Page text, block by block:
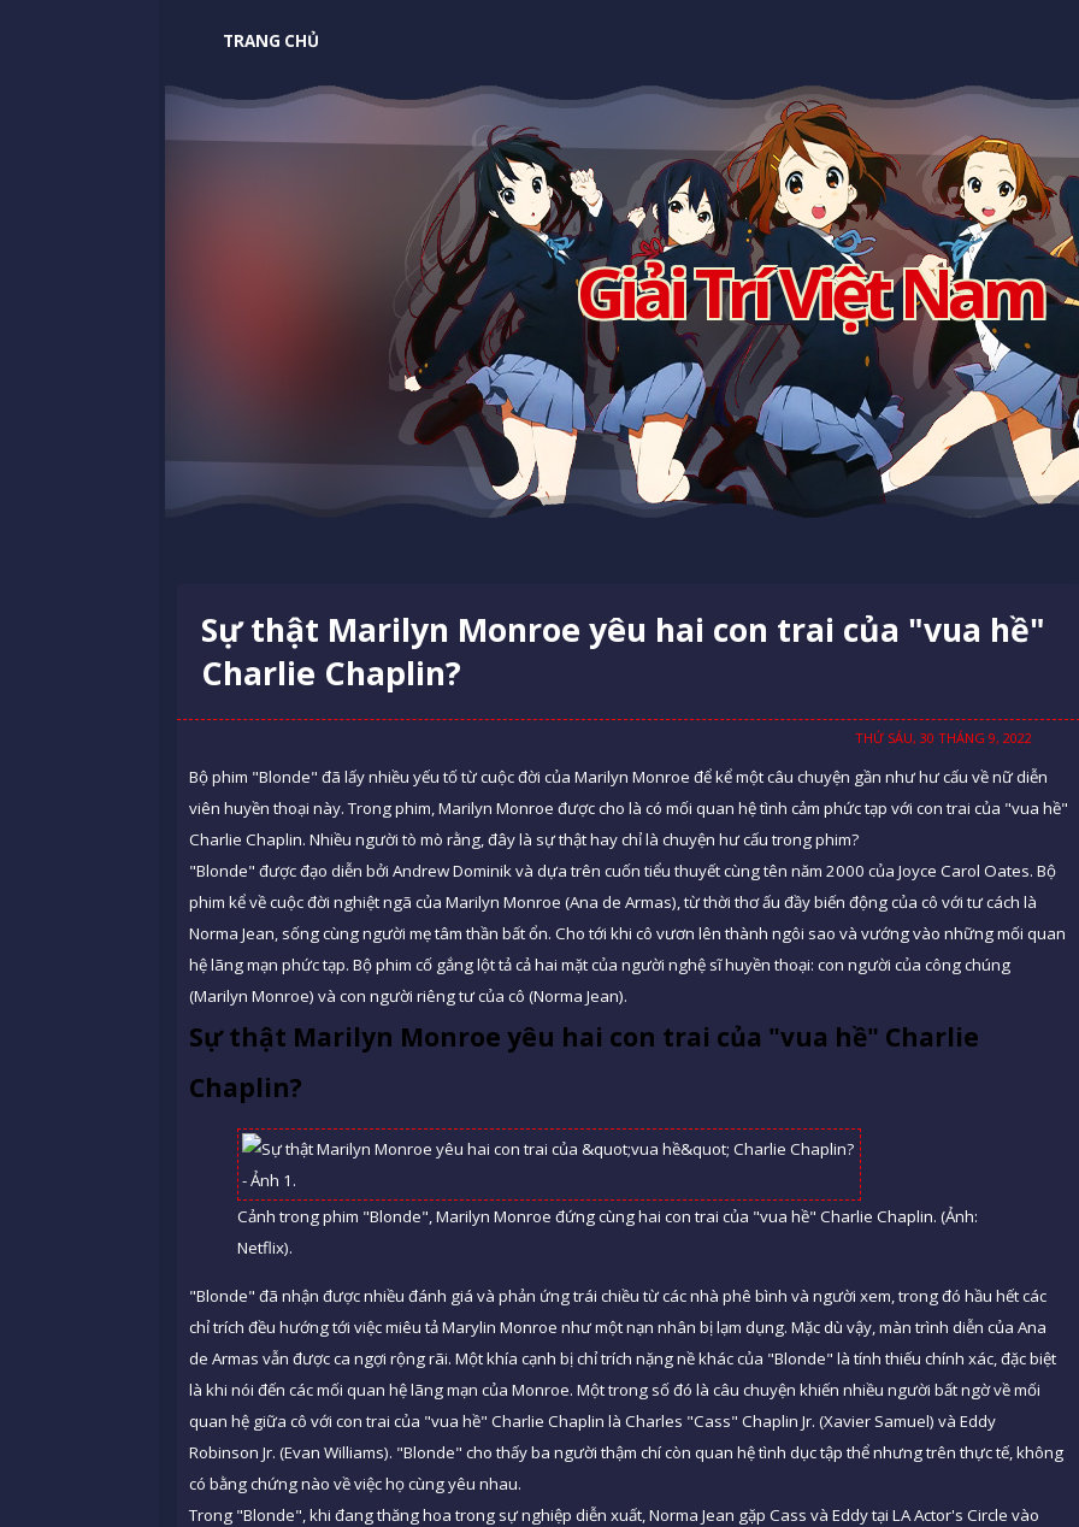
TRANG CHỦ
Giải Trí Việt Nam
Sự thật Marilyn Monroe yêu hai con trai của "vua hề"
Charlie Chaplin?
THỨ SÁU, 30 THÁNG 9, 2022
Bộ phim "Blonde" đã lấy nhiều yếu tố từ cuộc đời của Marilyn Monroe để kể một câu chuyện gần như hư cấu về nữ diễn
viên huyền thoại này. Trong phim, Marilyn Monroe được cho là có mối quan hệ tình cảm phức tạp với con trai của "vua hề"
Charlie Chaplin. Nhiều người tò mò rằng, đây là sự thật hay chỉ là chuyện hư cấu trong phim?
"Blonde" được đạo diễn bởi Andrew Dominik và dựa trên cuốn tiểu thuyết cùng tên năm 2000 của Joyce Carol Oates. Bộ
phim kể về cuộc đời nghiệt ngã của Marilyn Monroe (Ana de Armas), từ thời thơ ấu đầy biến động của cô với tư cách là
Norma Jean, sống cùng người mẹ tâm thần bất ổn. Cho tới khi cô vươn lên thành ngôi sao và vướng vào những mối quan
hệ lãng mạn phức tạp. Bộ phim cố gắng lột tả cả hai mặt của người nghệ sĩ huyền thoại: con người của công chúng
(Marilyn Monroe) và con người riêng tư của cô (Norma Jean).
Sự thật Marilyn Monroe yêu hai con trai của "vua hề" Charlie
Chaplin?
Cảnh trong phim "Blonde", Marilyn Monroe đứng cùng hai con trai của "vua hề" Charlie Chaplin. (Ảnh:
Netflix).
"Blonde" đã nhận được nhiều đánh giá và phản ứng trái chiều từ các nhà phê bình và người xem, trong đó hầu hết các
chỉ trích đều hướng tới việc miêu tả Marylin Monroe như một nạn nhân bị lạm dụng. Mặc dù vậy, màn trình diễn của Ana
de Armas vẫn được ca ngợi rộng rãi. Một khía cạnh bị chỉ trích nặng nề khác của "Blonde" là tính thiếu chính xác, đặc biệt
là khi nói đến các mối quan hệ lãng mạn của Monroe. Một trong số đó là câu chuyện khiến nhiều người bất ngờ về mối
quan hệ giữa cô với con trai của "vua hề" Charlie Chaplin là Charles "Cass" Chaplin Jr. (Xavier Samuel) và Eddy
Robinson Jr. (Evan Williams). "Blonde" cho thấy ba người thậm chí còn quan hệ tình dục tập thể nhưng trên thực tế, không
có bằng chứng nào về việc họ cùng yêu nhau.
Trong "Blonde", khi đang thăng hoa trong sự nghiệp diễn xuất, Norma Jean gặp Cass và Eddy tại LA Actor's Circle vào